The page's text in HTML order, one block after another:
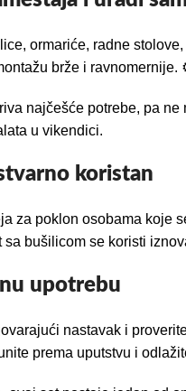
ormariće, radne
brže i ravnomernije.
najčešće potrebe, pa
u vikendici.
koristan
za poklon osobama koje
bušilicom se koristi
upotrebu
nastavak i
prema uputstvu i